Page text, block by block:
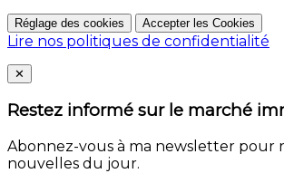
Réglage des cookies Accepter les Cookies
Lire nos politiques de confidentialité
Close
✕
Restez informé sur le marché
Abonnez-vous à ma newsletter pour
nouvelles du jour.